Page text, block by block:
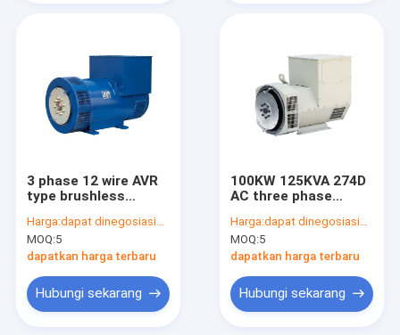
Video
Tentang Kami
Minta Kutipan
Diesel Generator Set
3 phase 12 wire AVR
type brushless
generator
Harga:dapat dinegosiasikan
MOQ:5
dapatkan harga terbaru
Hubungi sekarang
100KW 125KVA 274D
AC three phase
Stamford alternator
AVR type
Harga:dapat dinegosiasikan
MOQ:5
dapatkan harga terbaru
Hubungi sekarang